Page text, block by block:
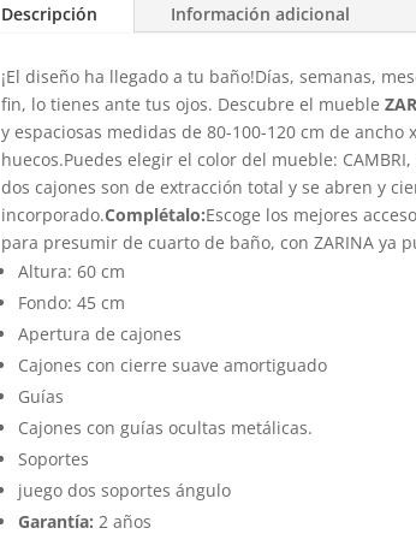
Descripción Información adicional
¡El diseño ha llegado a tu baño!Días, semanas,
fin, lo tienes ante tus ojos. Descubre el mueble
y espaciosas medidas de 80-100-120 cm de
huecos.Puedes elegir el color del mueble: CAMBRI,
dos cajones son de extracción total y se abren y
incorporado.Complétalo:Escoge los mejores
para presumir de cuarto de baño, con ZARINA ya
Altura: 60 cm
Fondo: 45 cm
Apertura de cajones
Cajones con cierre suave amortiguado
Guías
Cajones con guías ocultas metálicas.
Soportes
juego dos soportes ángulo
Garantía: 2 años